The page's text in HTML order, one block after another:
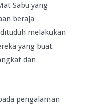
Sabu yang
beraja
melakukan
yang buat
dan
pengalaman